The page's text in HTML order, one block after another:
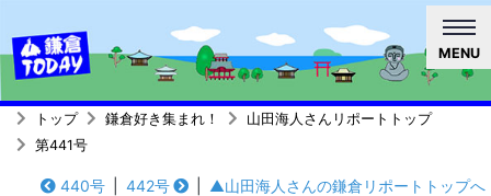
MENU
トップ 鎌倉好き集まれ！
山田海人さんリポートトップ
第441号
440号 442号 ▲山田海人さんの鎌倉リポートトップへ